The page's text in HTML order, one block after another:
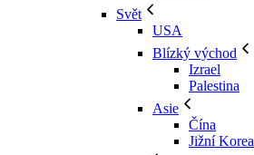
Svět
USA
Blízký východ
Izrael
Palestina
Asie
Čína
Jižní Korea